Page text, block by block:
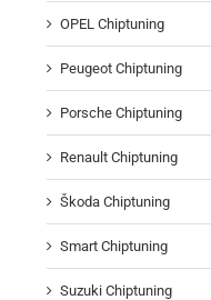
OPEL Chiptuning
Peugeot Chiptuning
Porsche Chiptuning
Renault Chiptuning
Škoda Chiptuning
Smart Chiptuning
Suzuki Chiptuning